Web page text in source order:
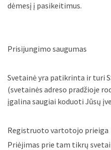
dėmesį į pasikeitimus.
Prisijungimo saugumas
Svetainė yra patikrinta ir turi
(svetainės adreso pradžioje
įgalina saugiai koduoti Jūsų
Registruoto vartotojo prieiga
Priėjimas prie tam tikrų